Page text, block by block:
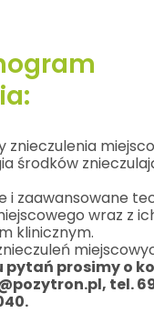
znieczulenia
środków
i zaawansowane
wraz z
klinicznym.
pytań prosimy o
tel.